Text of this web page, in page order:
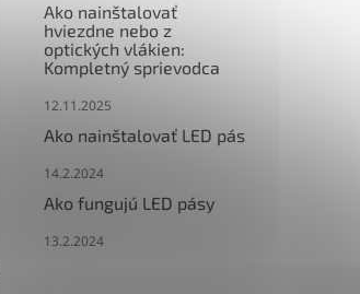
Ako nainštalovať
hviezdne nebo z
optických vlákien:
Kompletný sprievodca
12.11.2025
Ako nainštalovať LED pás
14.2.2024
Ako fungujú LED pásy
13.2.2024